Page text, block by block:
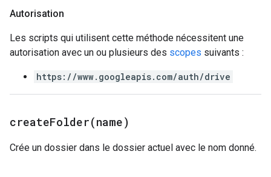
Autorisation
Les scripts qui utilisent cette méthode nécessitent une
autorisation avec un ou plusieurs des scopes suivants :
https://www.googleapis.com/auth/drive
createFolder(name)
Crée un dossier dans le dossier actuel avec le nom donné.